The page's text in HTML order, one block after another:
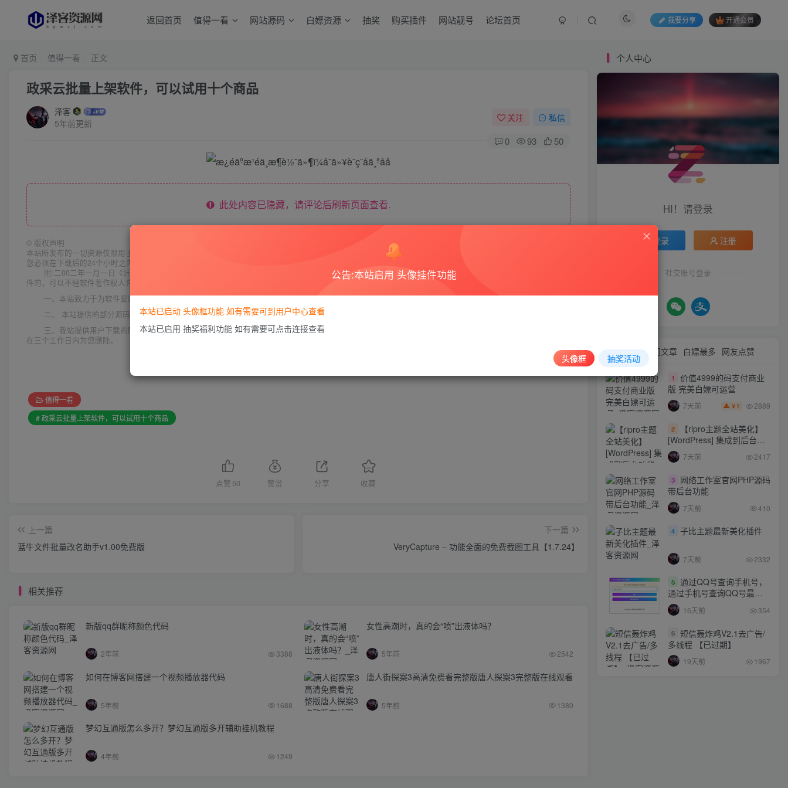
返回首页 值得一看 网站源码 白嫖资源 抽奖 购买插件 网站靓号 论坛首页 我要分享 开通会员
首页 值得一看 正文
政采云批量上架软件，可以试用十个商品
泽客
5年前更新
关注 私信
0 93 50
此处内容已隐藏，请评论后刷新页面查看.
© 版权声明
本站所发布的一切资源仅限用于学习和研究目的;不得将上述内容用于商业或者非法用途，否则，一切后果请用户自负。本站信息来自网络，版权争议与本站无关。
您必须在下载后的24个小时之内，从您的电脑中彻底删除上述内容。如果您喜欢该程序，请支持正版软件，购买注册，得到更好的正版服务。
附:二00二年一月一日《计算机软件保护条例》第十七条规定:为了学习和研究软件内含的设计思想和原理，通过安装、显示、传输或者存储软件等方式使用软
件的，可以不经软件著作权人许可，不向其支付报酬!鉴于此，也希望大家按此说明研究软件!
一、本站致力于为软件爱好者提供国内外软件开发技术和软件共享，着力为用户提供优资资源。
二、 本站提供的部分源码下载文件为网络共享资源，请于下载后的24小时内删除。如需体验更多乐趣，还请支持正版。
三、我站提供用户下载的所有内容均转自互联网。如有内容侵犯您的版权或其他利益的，若有侵犯你的权益请:
在三个工作日内为您删除。
值得一看
# 政采云批量上架软件，可以试用十个商品
点赞 50 赞赏 分享 收藏
上一篇
蓝牛文件批量改名助手v1.00免费版
下一篇
VeryCapture – 功能全面的免费截图工具【1.7.24】
相关推荐
新版qq群昵称颜色代码
2年前 3388
女性高潮时，真的会“喷”出液体吗？
5年前 2542
如何在博客网搭建一个视频播放器代码
5年前 1688
唐人街探案3高清免费看完整版唐人探案3完整版在线观看
5年前 1380
梦幻互通版怎么多开？梦幻互通版多开辅助挂机教程
4年前 1249
个人中心
HI！请登录
登录 注册
社交账号登录
热门文章 白嫖最多 网友点赞
1
价值4999的码支付商业
版 完美白嫖可运营
7天前 ￥ 1 2889
2
【ripro主题全站美化】
[WordPress] 集成到后台功
能的全站美化包
WordPress…
7天前 2417
3
网络工作室官网PHP源码
带后台功能
7天前 410
4 子比主题最新美化插件
7天前 2332
5 通过QQ号查询手机号，
通过手机号查询QQ号最新
网站源码
16天前 354
6 短信轰炸鸡V2.1去广告/
多线程 【已过期】
19天前 1967
公告:本站启用 头像挂件功能
本站已启动 头像框功能 如有需要可到用户中心查看
本站已启用 抽奖福利功能 如有需要可点击连接查看
头像框 抽奖活动